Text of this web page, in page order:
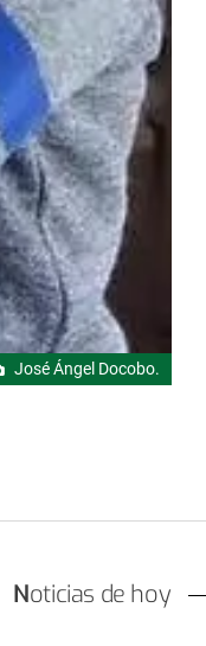
José Ángel Docobo.
Noticias de hoy